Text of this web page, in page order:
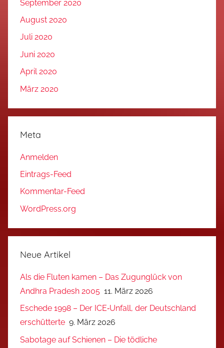
September 2020
August 2020
Juli 2020
Juni 2020
April 2020
März 2020
Meta
Anmelden
Eintrags-Feed
Kommentar-Feed
WordPress.org
Neue Artikel
Als die Fluten kamen – Das Zugunglück von
Andhra Pradesh 2005 11. März 2026
Eschede 1998 – Der ICE‑Unfall, der Deutschland
erschütterte 9. März 2026
Sabotage auf Schienen – Die tödliche